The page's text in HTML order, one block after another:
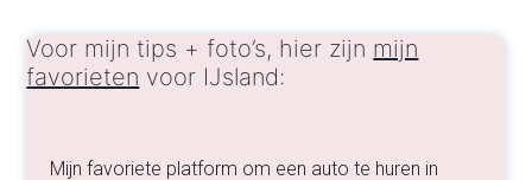
Voor mijn tips + foto’s, hier zijn mijn
favorieten voor IJsland:
Mijn favoriete platform om een auto te huren in